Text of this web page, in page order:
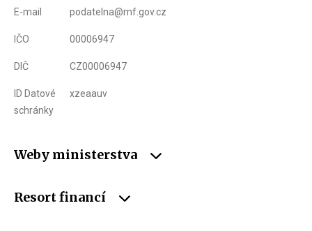
E-mail podatelna@mf.gov.cz
IČO 00006947
DIČ CZ00006947
ID Datové
schránky
xzeaauv
Weby ministerstva
Resort financí